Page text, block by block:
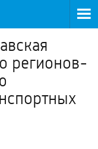
регионов-